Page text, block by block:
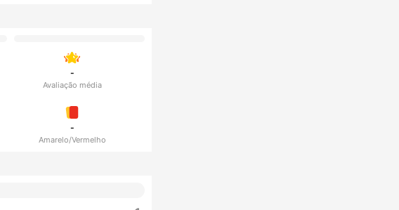
-
Avaliação média
-
Amarelo/Vermelho